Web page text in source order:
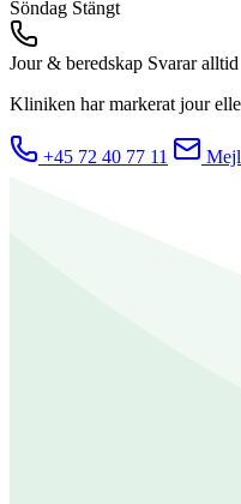
Söndag Stängt
Jour & beredskap Svarar alltid
Kliniken har markerat jour
+45 72 40 77 11